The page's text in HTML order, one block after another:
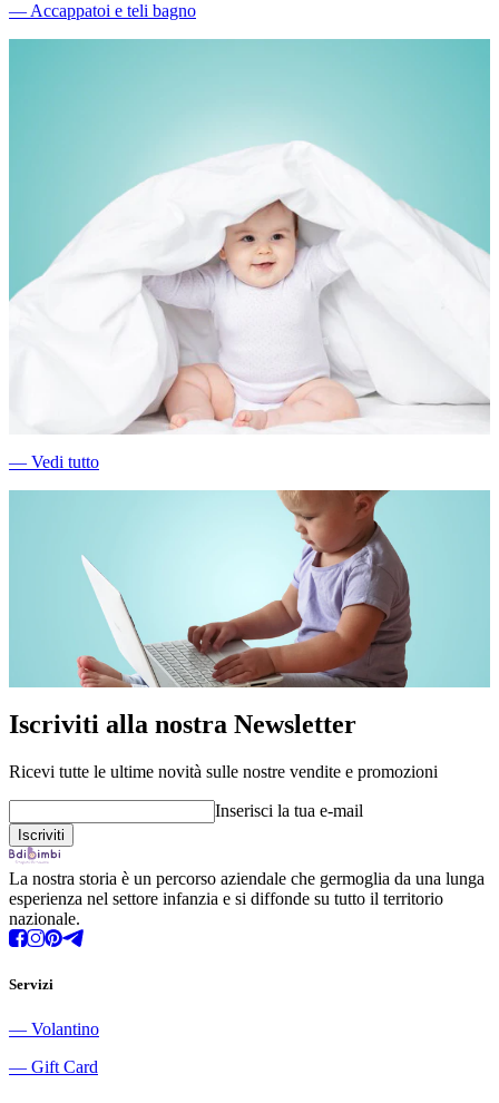
―Accappatoi e teli bagno
― Vedi tutto
Iscriviti alla nostra Newsletter
Ricevi tutte le ultime novità sulle nostre vendite e promozioni
Inserisci la tua e-mail
La nostra storia è un percorso aziendale che germoglia da una lunga
esperienza nel settore infanzia e si diffonde su tutto il territorio
nazionale.
Servizi
― Volantino
― Gift Card